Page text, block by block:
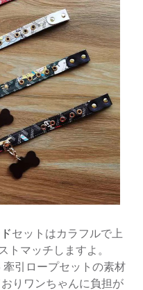
セットはカラフルで上
トマッチしますよ。
牽引ロープセットの素材
りワンちゃんに負担が